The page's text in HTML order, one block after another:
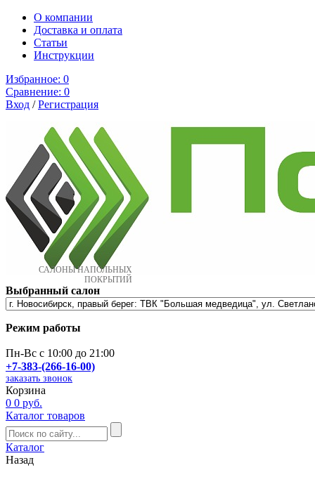
О компании
Доставка и оплата
Cтатьи
Инструкции
Избранное: 0
Сравнение: 0
Вход /Регистрация
САЛОНЫ НАПОЛЬНЫХ
ПОКРЫТИЙ
Выбранный салон
Режим работы
Пн-Вс с 10:00 до 21:00
+7-383-(266-16-00)
заказать звонок
Корзина
0 0 руб.
Каталог товаров
Каталог
Назад